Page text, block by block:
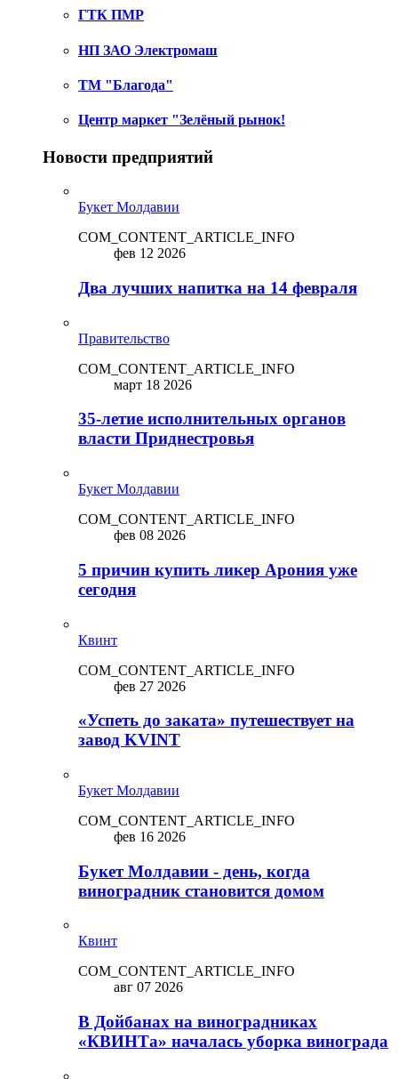
ГТК ПМР
НП ЗАО Электромаш
ТМ "Благода"
Центр маркет "Зелёный рынок!
Новости предприятий
Букет Молдавии
COM_CONTENT_ARTICLE_INFO
фев 12 2026
Два лучших напитка на 14 февраля
Правительство
COM_CONTENT_ARTICLE_INFO
март 18 2026
35-летие исполнительных органов
власти Приднестровья
Букет Молдавии
COM_CONTENT_ARTICLE_INFO
фев 08 2026
5 причин купить ликep Арония уже
сегодня
Квинт
COM_CONTENT_ARTICLE_INFO
фев 27 2026
«Успеть до заката» путешествует на
завод KVINT
Букет Молдавии
COM_CONTENT_ARTICLE_INFO
фев 16 2026
Букет Молдавии - день, когда
виноградник становится домом
Квинт
COM_CONTENT_ARTICLE_INFO
авг 07 2026
В Дойбанах на виноградниках
«КВИНТа» началась уборка винограда